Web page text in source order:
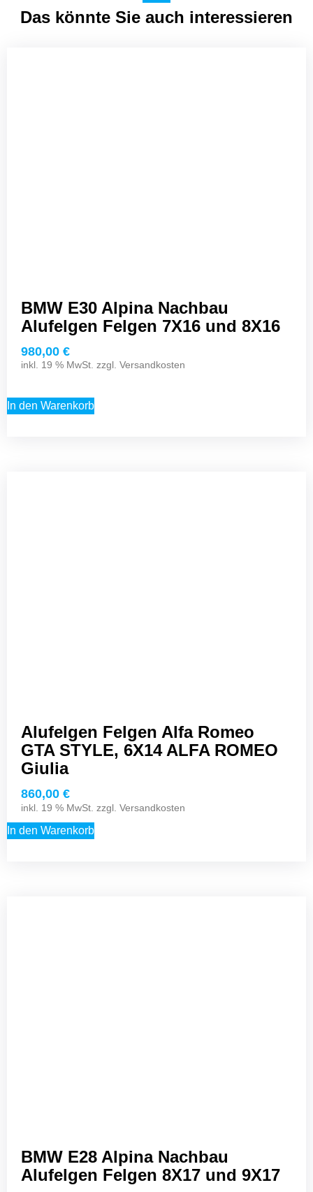
Das könnte Sie auch interessieren
BMW E30 Alpina Nachbau
Alufelgen Felgen 7X16 und 8X16
980,00 €
inkl. 19 % MwSt. zzgl. Versandkosten
In den Warenkorb
Alufelgen Felgen Alfa Romeo
GTA STYLE, 6X14 ALFA ROMEO
Giulia
860,00 €
inkl. 19 % MwSt. zzgl. Versandkosten
In den Warenkorb
BMW E28 Alpina Nachbau
Alufelgen Felgen 8X17 und 9X17